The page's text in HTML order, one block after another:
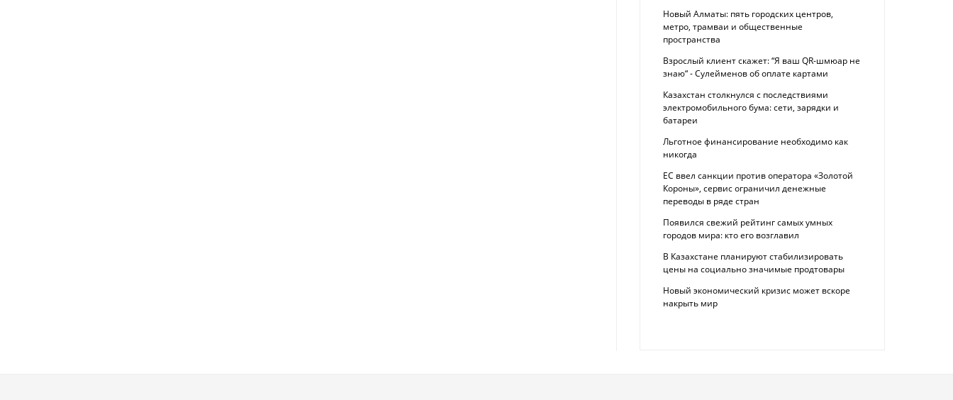
Новый Алматы: пять городских центров,
метро, трамваи и общественные
пространства
Взрослый клиент скажет: “Я ваш QR-шмюар не
знаю“ - Сулейменов об оплате картами
Казахстан столкнулся с последствиями
электромобильного бума: сети, зарядки и
батареи
Льготное финансирование необходимо как
никогда
ЕС ввел санкции против оператора «Золотой
Короны», сервис ограничил денежные
переводы в ряде стран
Появился свежий рейтинг самых умных
городов мира: кто его возглавил
В Казахстане планируют стабилизировать
цены на социально значимые продтовары
Новый экономический кризис может вскоре
накрыть мир